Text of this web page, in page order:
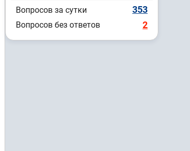
Вопросов за сутки 353
Вопросов без ответов 2